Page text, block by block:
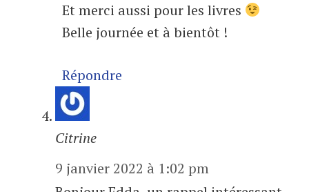
Et merci aussi pour les livres
Belle journée et à bientôt !
Répondre
Citrine
9 janvier 2022 à 1:02 pm